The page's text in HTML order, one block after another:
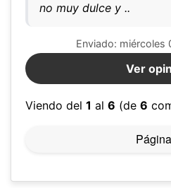
no muy dulce y ..
Enviado: miércoles
Ver
Viendo del 1 al 6 (de 6